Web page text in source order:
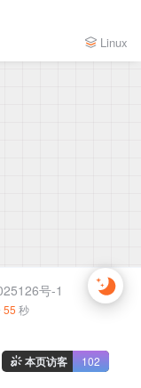
Linux
号-1
55 秒
本页访客 102